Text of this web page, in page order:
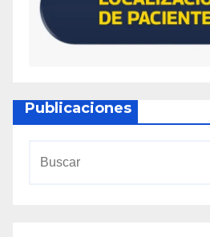
Publicaciones